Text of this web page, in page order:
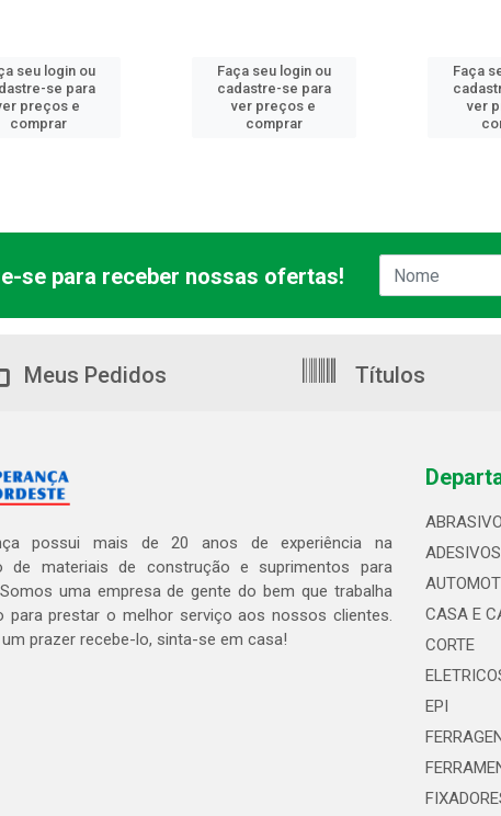
seu login ou
se para
preços e
comprar
Faça seu login ou
cadastre-se para
ver preços e
comprar
Faça
ver
se para receber nossas ofertas!
Meus Pedidos Títulos
possui mais de 20 anos de experiência na
de materiais de construção e suprimentos para
uma empresa de gente do bem que trabalha
para prestar o melhor serviço aos nossos clientes.
prazer recebe-lo, sinta-se em casa!
ADESIVOS
CASA E
CORTE
EPI